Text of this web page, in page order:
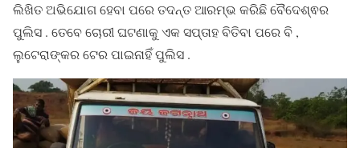
ଲିଖିତ ଅଭିଯୋଗ ହେବା ପରେ ତଦନ୍ତ ଆରମ୍ଭ କରିଛି ବୈଦେଶ୍ଵର
ପୁଲିସ . ତେବେ ଚୋରୀ ଘଟଣାକୁ ଏକ ସପ୍ତାହ ବିତିବା ପରେ ବି ,
ଲୁଟେରାଙ୍କର ଟେର ପାଇନାହିଁ ପୁଲିସ .